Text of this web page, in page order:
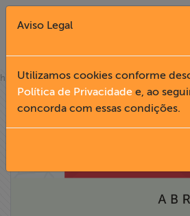
Fechar X
English
home»notícias
Aviso Legal
Utilizamos cookies conforme
Política de Privacidade e, ao
concorda com essas condições.